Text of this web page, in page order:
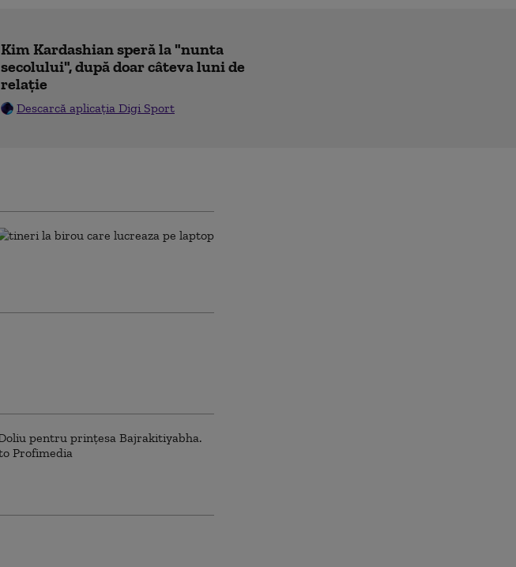
Kim Kardashian speră la "nunta
secolului", după doar câteva luni de
relație
Descarcă aplicația Digi Sport